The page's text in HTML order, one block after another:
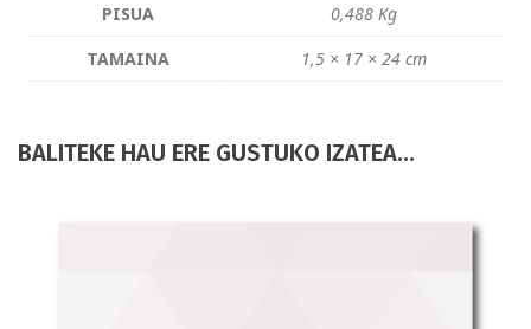
PISUA
0,488 Kg
TAMAINA
1,5 × 17 × 24 cm
BALITEKE HAU ERE GUSTUKO IZATEA…